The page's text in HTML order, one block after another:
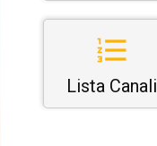
Lista Canali